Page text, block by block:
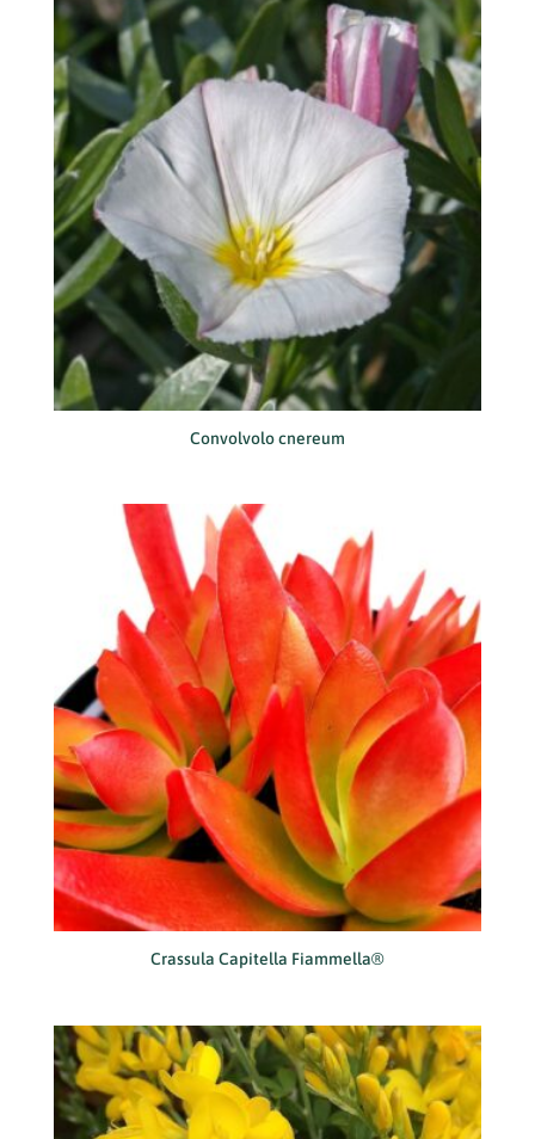
Convolvolo cnereum
Crassula Capitella Fiammella®